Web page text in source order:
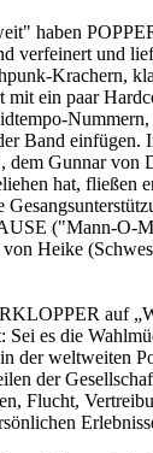
haben
verfeinert und
Krachern,
mit ein paar
Nummern,
Band einfügen.
dem Gunnar von
hat, fließen
("Mann-O-
Heike
auf
Sei es die
der weltweiten
der
Flucht,